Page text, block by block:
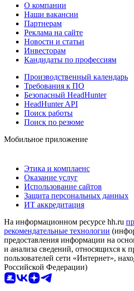
О компании
Наши вакансии
Партнерам
Реклама на сайте
Новости и статьи
Инвесторам
Кандидаты по профессиям
Производственный календарь
Требования к ПО
Безопасный HeadHunter
HeadHunter API
Поиск работы
Поиск по резюме
Мобильное приложение
Этика и комплаенс
Оказание услуг
Использование сайтов
Защита персональных данных
ИТ аккредитация
На информационном ресурсе hh.ru
рекомендательные технологии
предоставления информации на
и анализа сведений, относящихся к
пользователей сети «Интернет»,
Российской Федерации)